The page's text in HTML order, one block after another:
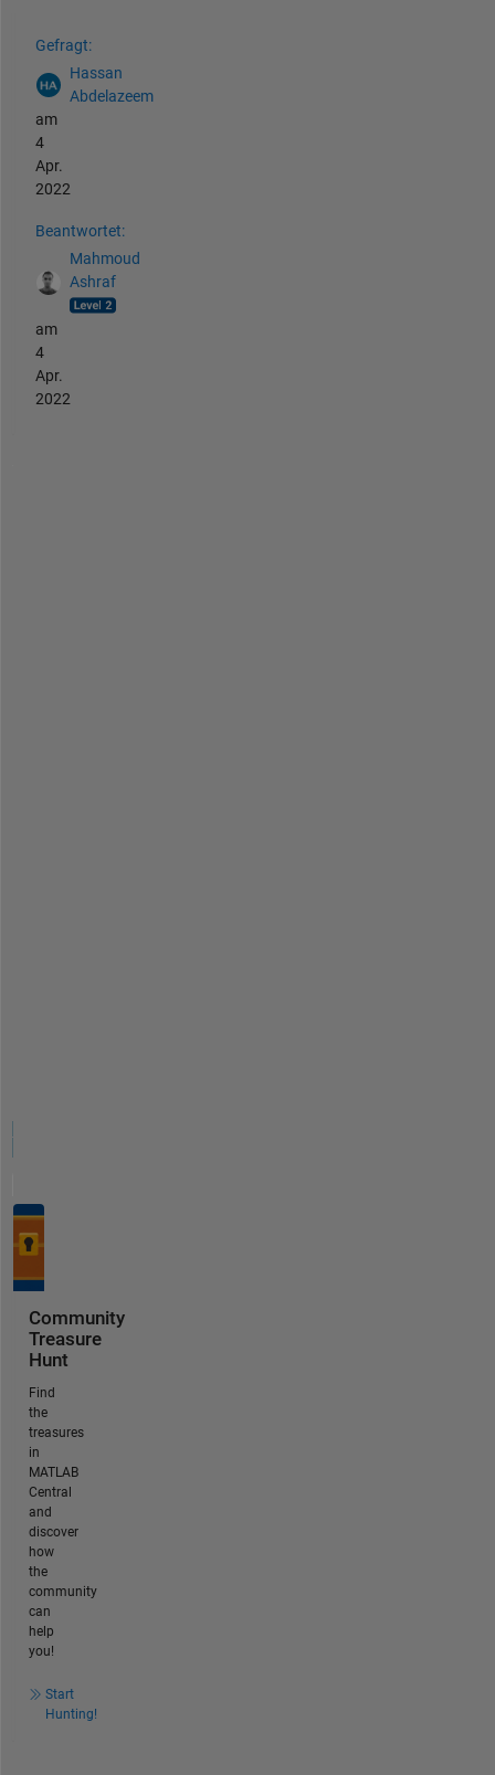
Gefragt:
Hassan
Abdelazeem
am
4
Apr.
2022
Beantwortet:
Mahmoud
Ashraf
am
4
Apr.
2022
Community
Treasure
Hunt
Find
the
treasures
in
MATLAB
Central
and
discover
how
the
community
can
help
you!
Start
Hunting!